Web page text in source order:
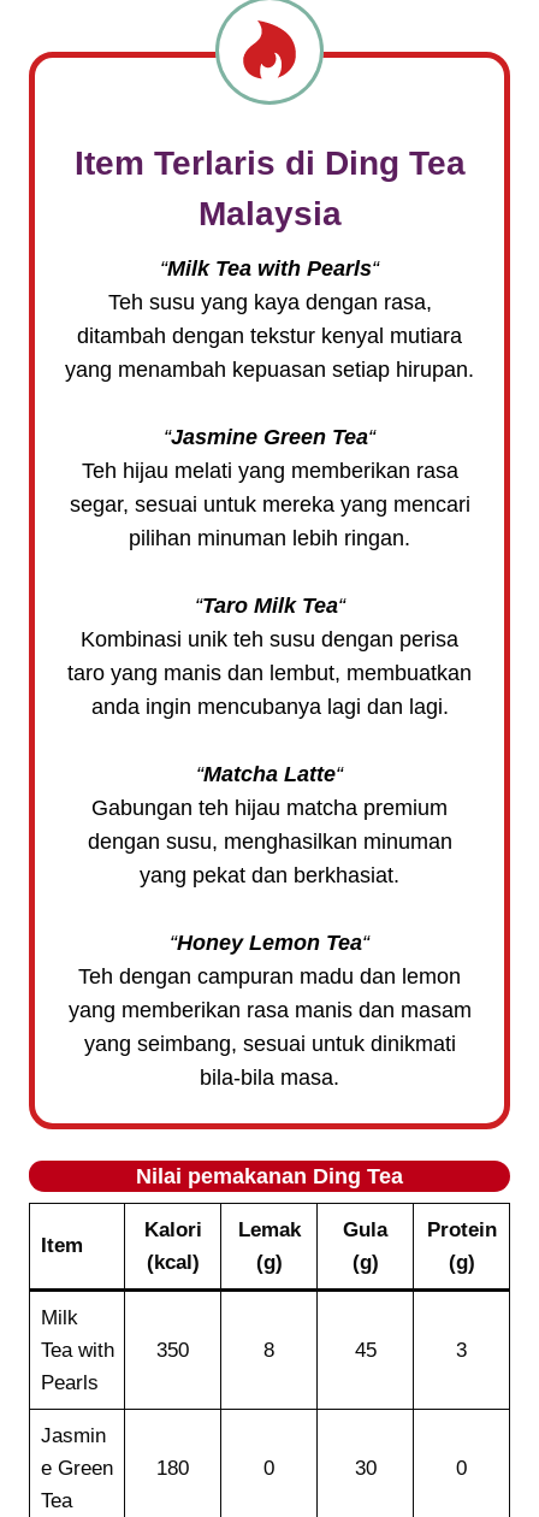
Item Terlaris di Ding Tea
Malaysia
“Milk Tea with Pearls“
Teh susu yang kaya dengan rasa,
ditambah dengan tekstur kenyal mutiara
yang menambah kepuasan setiap hirupan.
“Jasmine Green Tea“
Teh hijau melati yang memberikan rasa
segar, sesuai untuk mereka yang mencari
pilihan minuman lebih ringan.
“Taro Milk Tea“
Kombinasi unik teh susu dengan perisa
taro yang manis dan lembut, membuatkan
anda ingin mencubanya lagi dan lagi.
“Matcha Latte“
Gabungan teh hijau matcha premium
dengan susu, menghasilkan minuman
yang pekat dan berkhasiat.
“Honey Lemon Tea“
Teh dengan campuran madu dan lemon
yang memberikan rasa manis dan masam
yang seimbang, sesuai untuk dinikmati
bila-bila masa.
Nilai pemakanan Ding Tea
Item
Kalori
(kcal)
Lemak
(g)
Gula
(g)
Protein
(g)
Milk
Tea with
Pearls
350 8 45 3
Jasmin
e Green
Tea
180 0 30 0